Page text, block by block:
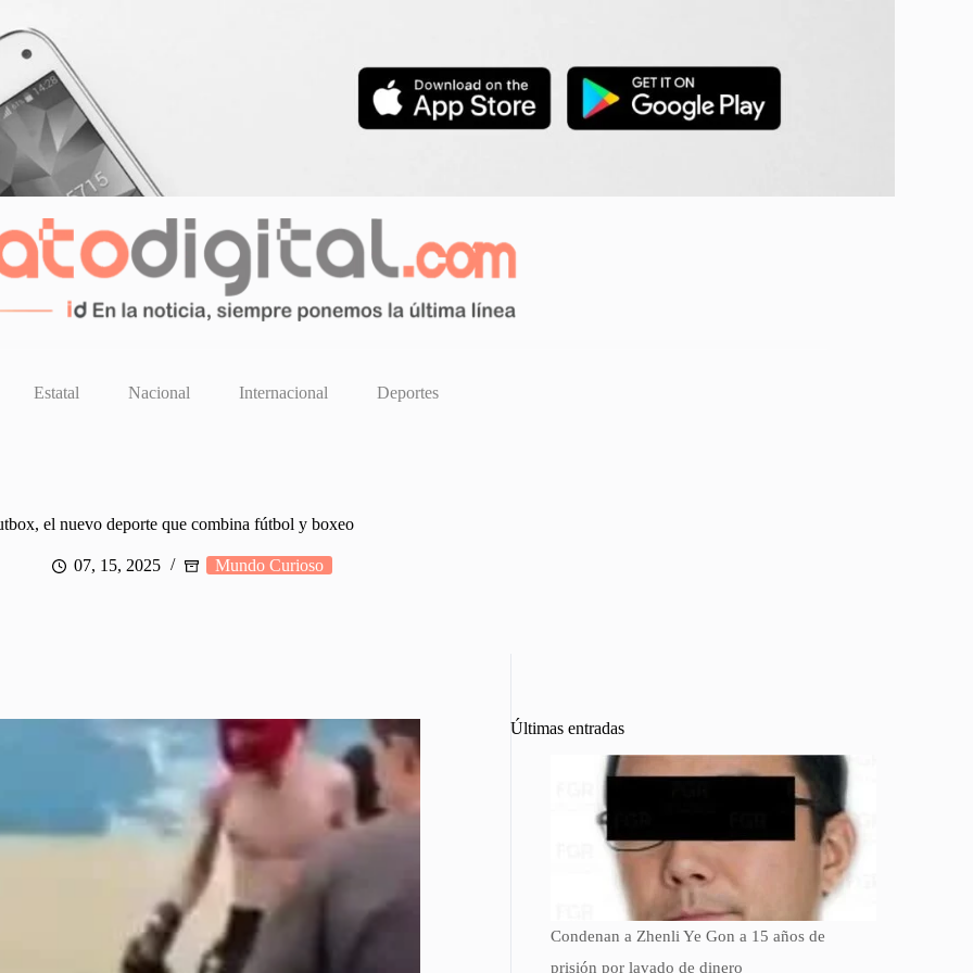
Estatal Nacional Internacional Deportes
el nuevo deporte que combina fútbol y boxeo
07, 15, 2025 Mundo Curioso
Últimas entradas
Condenan a Zhenli Ye Gon a 15 años de
prisión por lavado de dinero